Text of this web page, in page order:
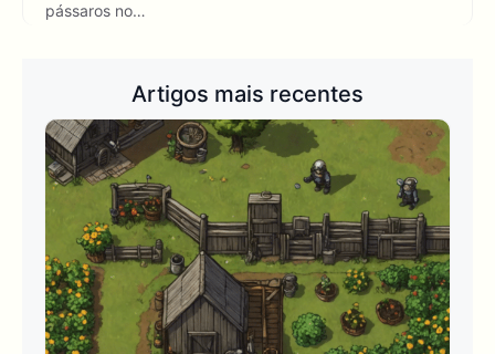
pássaros no…
Artigos mais recentes